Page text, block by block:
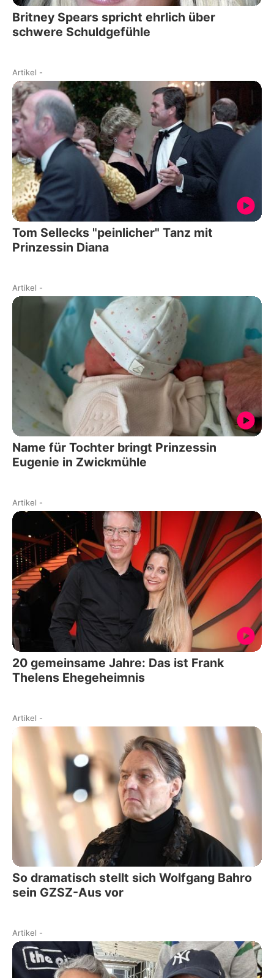
Britney Spears spricht ehrlich über
schwere Schuldgefühle
Artikel -
Tom Sellecks "peinlicher" Tanz mit
Prinzessin Diana
Artikel -
Name für Tochter bringt Prinzessin
Eugenie in Zwickmühle
Artikel -
20 gemeinsame Jahre: Das ist Frank
Thelens Ehegeheimnis
Artikel -
So dramatisch stellt sich Wolfgang Bahro
sein GZSZ-Aus vor
Artikel -